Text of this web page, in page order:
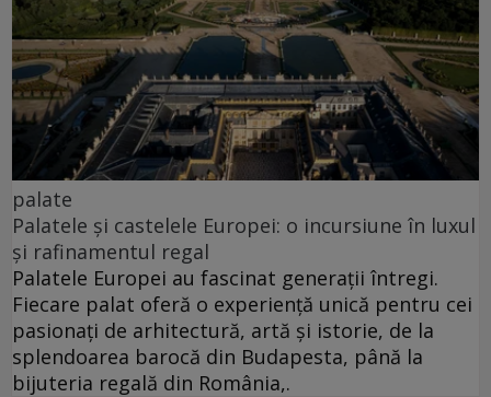
palate
Palatele și castelele Europei: o incursiune în luxul
și rafinamentul regal
Palatele Europei au fascinat generații întregi.
Fiecare palat oferă o experiență unică pentru cei
pasionați de arhitectură, artă și istorie, de la
splendoarea barocă din Budapesta, până la
bijuteria regală din România,.